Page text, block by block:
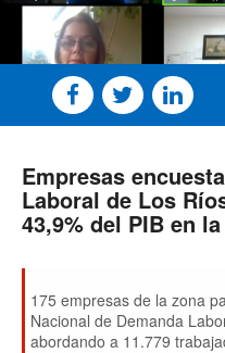
Empresas
Laboral de Los
43,9% del PIB en
175 empresas de la zona
Nacional de Demanda
abordando a 11.779